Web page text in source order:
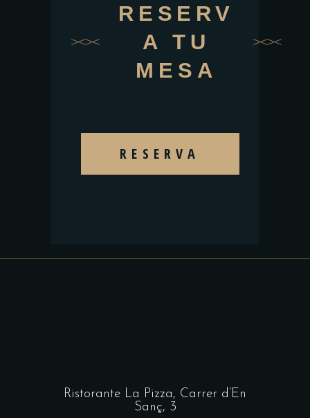
RESERV
A TU
MESA
RESERVA
Ristorante La Pizza, Carrer d’En
Sanç, 3